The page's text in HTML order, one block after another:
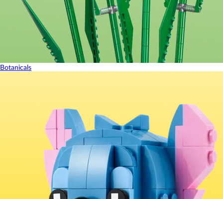
Botanicals